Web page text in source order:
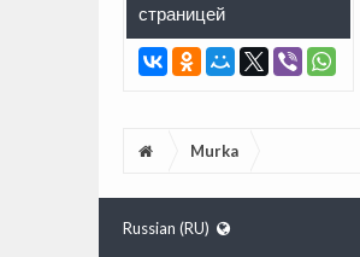
страницей
Murka
Russian (RU)